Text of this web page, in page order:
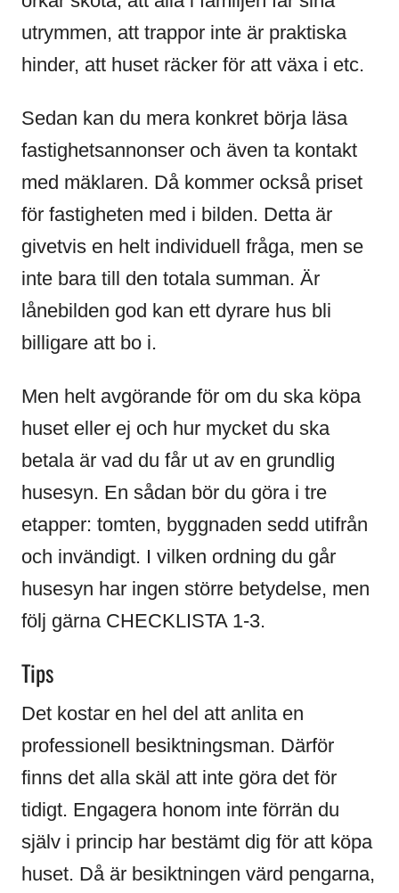
utrymmen, att trappor inte är praktiska
hinder, att huset räcker för att växa i etc.
Sedan kan du mera konkret börja läsa
fastighetsannonser och även ta kontakt
med mäklaren. Då kommer också priset
för fastigheten med i bilden. Detta är
givetvis en helt individuell fråga, men se
inte bara till den totala summan. Är
lånebilden god kan ett dyrare hus bli
billigare att bo i.
Men helt avgörande för om du ska köpa
huset eller ej och hur mycket du ska
betala är vad du får ut av en grundlig
husesyn. En sådan bör du göra i tre
etapper: tomten, byggnaden sedd utifrån
och invändigt. I vilken ordning du går
husesyn har ingen större betydelse, men
följ gärna CHECKLISTA 1-3.
Tips
Det kostar en hel del att anlita en
professionell besiktningsman. Därför
finns det alla skäl att inte göra det för
tidigt. Engagera honom inte förrän du
själv i princip har bestämt dig för att köpa
huset. Då är besiktningen värd pengarna,